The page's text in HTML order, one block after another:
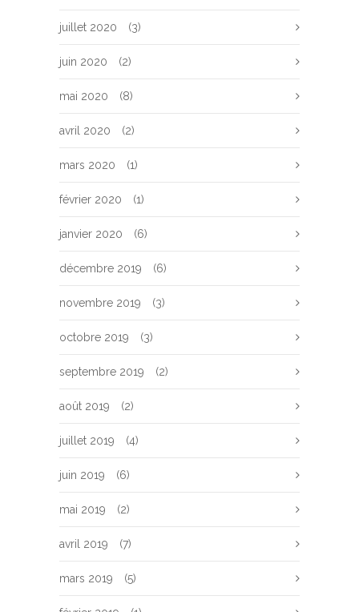
juillet 2020 (3)
juin 2020 (2)
mai 2020 (8)
avril 2020 (2)
mars 2020 (1)
février 2020 (1)
janvier 2020 (6)
décembre 2019 (6)
novembre 2019 (3)
octobre 2019 (3)
septembre 2019 (2)
août 2019 (2)
juillet 2019 (4)
juin 2019 (6)
mai 2019 (2)
avril 2019 (7)
mars 2019 (5)